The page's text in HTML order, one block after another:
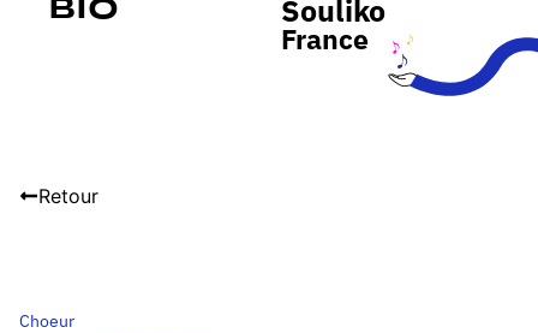
Bio Souliko
France
Retour
Choeur